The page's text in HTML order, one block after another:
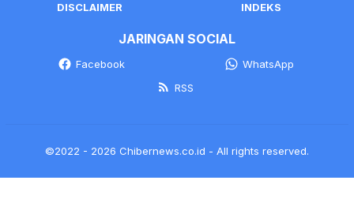
DISCLAIMER
INDEKS
JARINGAN SOCIAL
Facebook
WhatsApp
RSS
©2022 - 2026 Chibernews.co.id - All rights reserved.